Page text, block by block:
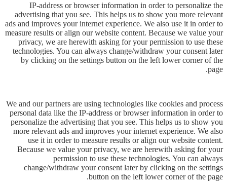
IP-address or browser information in order to personalize the
advertising that you see. This helps us to show you more relevant
ads and improves your internet experience. We also use it in order to
measure results or align our website content. Because we value your
privacy, we are herewith asking for your permission to use these
technologies. You can always change/withdraw your consent later
by clicking on the settings button on the left lower corner of the
page.
We and our partners are using technologies like cookies and process
personal data like the IP-address or browser information in order to
personalize the advertising that you see. This helps us to show you
more relevant ads and improves your internet experience. We also
use it in order to measure results or align our website content.
Because we value your privacy, we are herewith asking for your
permission to use these technologies. You can always
change/withdraw your consent later by clicking on the settings
button on the left lower corner of the page.